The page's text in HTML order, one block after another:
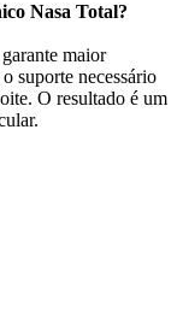
Nasa Total?
maior
suporte necessário
O resultado é um